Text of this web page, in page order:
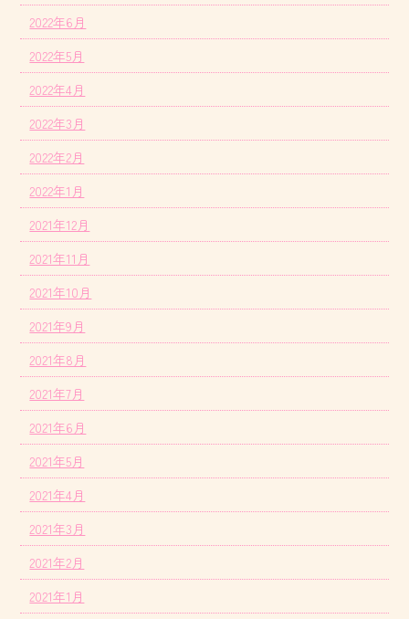
2022年6月
2022年5月
2022年4月
2022年3月
2022年2月
2022年1月
2021年12月
2021年11月
2021年10月
2021年9月
2021年8月
2021年7月
2021年6月
2021年5月
2021年4月
2021年3月
2021年2月
2021年1月